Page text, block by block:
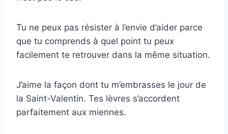
Tu ne peux pas résister à l’envie d’aider parce
que tu comprends à quel point tu peux
facilement te retrouver dans la même situation.
J’aime la façon dont tu m’embrasses le jour de
la Saint-Valentin. Tes lèvres s’accordent
parfaitement aux miennes.